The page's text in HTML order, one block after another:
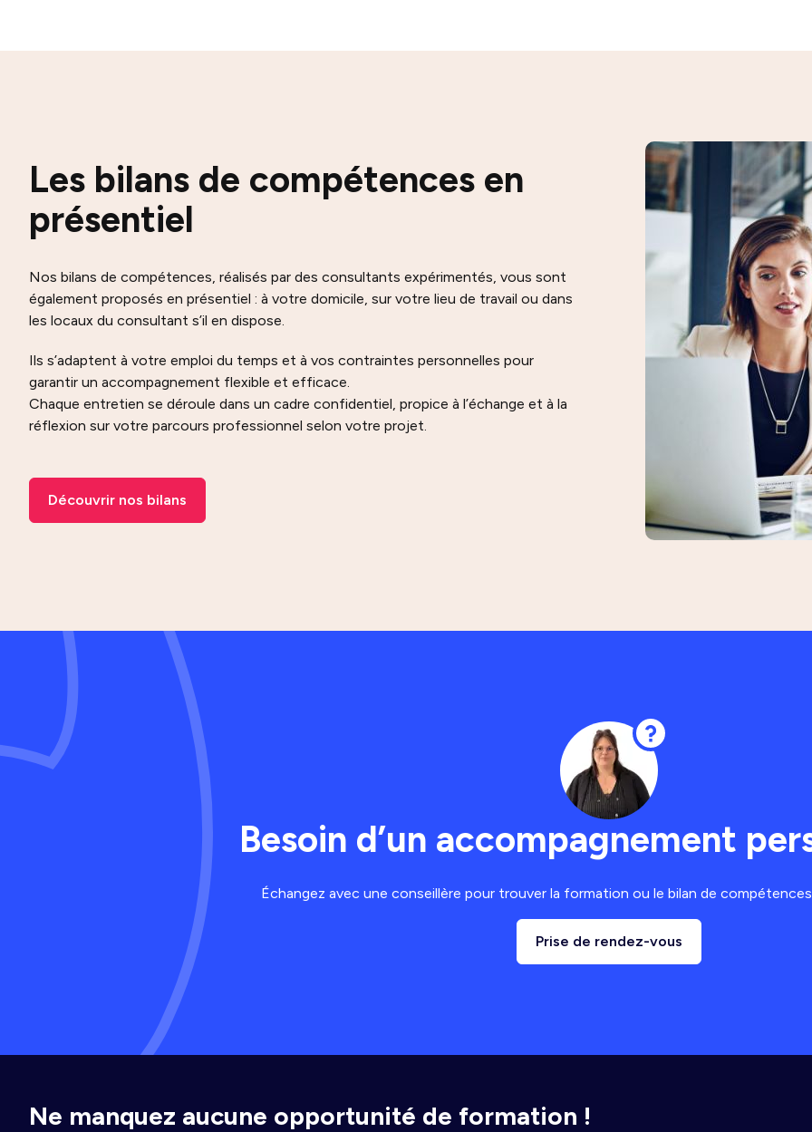
Les bilans de compétences en
présentiel
Nos bilans de compétences, réalisés par des consultants expérimentés, vous sont
également proposés en présentiel : à votre domicile, sur votre lieu de travail ou dans
les locaux du consultant s’il en dispose.
Ils s’adaptent à votre emploi du temps et à vos contraintes personnelles pour
garantir un accompagnement flexible et efficace.
Chaque entretien se déroule dans un cadre confidentiel, propice à l’échange et à la
réflexion sur votre parcours professionnel selon votre projet.
Découvrir nos bilans
Besoin d’un accompagnement
Échangez avec une conseillère pour trouver la formation ou le bilan de
Prise de rendez-vous
Ne manquez aucune opportunité de formation !